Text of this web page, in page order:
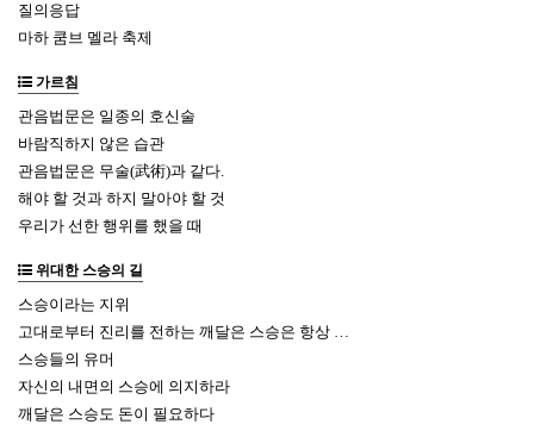
질의응답
마하 쿰브 멜라 축제
가르침
관음법문은 일종의 호신술
바람직하지 않은 습관
관음법문은 무술(武術)과 같다.
해야 할 것과 하지 말아야 할 것
우리가 선한 행위를 했을 때
위대한 스승의 길
스승이라는 지위
고대로부터 진리를 전하는 깨달은 스승은 항상 …
스승들의 유머
자신의 내면의 스승에 의지하라
깨달은 스승도 돈이 필요하다